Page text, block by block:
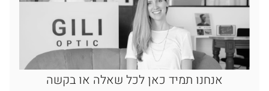
אנחנו תמיד כאן לכל שאלה או בקשה